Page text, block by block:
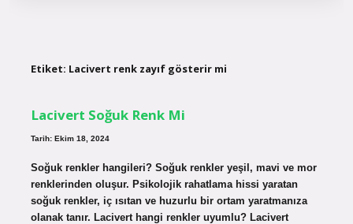
Etiket: Lacivert renk zayıf gösterir mi
Lacivert Soğuk Renk Mi
Tarih: Ekim 18, 2024
Soğuk renkler hangileri? Soğuk renkler yeşil, mavi ve mor
renklerinden oluşur. Psikolojik rahatlama hissi yaratan
soğuk renkler, iç ısıtan ve huzurlu bir ortam yaratmanıza
olanak tanır. Lacivert hangi renkler uyumlu? Lacivert